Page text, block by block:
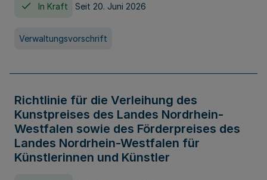
In Kraft Seit 20. Juni 2026
Verwaltungsvorschrift
Richtlinie für die Verleihung des
Kunstpreises des Landes Nordrhein-
Westfalen sowie des Förderpreises des
Landes Nordrhein-Westfalen für
Künstlerinnen und Künstler